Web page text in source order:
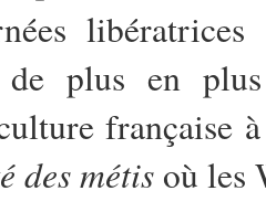
plus en
française
desmétis où les